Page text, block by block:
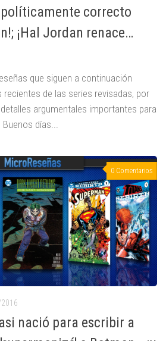
políticamente correcto
¡Hal Jordan renace…
que siguen a continuación
de las series revisadas, por
argumentales importantes para
días...
0 Comentarios
nació para escribir a